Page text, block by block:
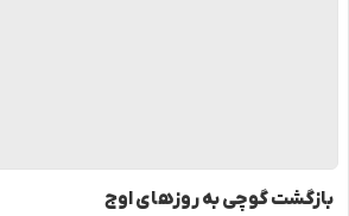
بازگشت گوچی به روزهای اوج